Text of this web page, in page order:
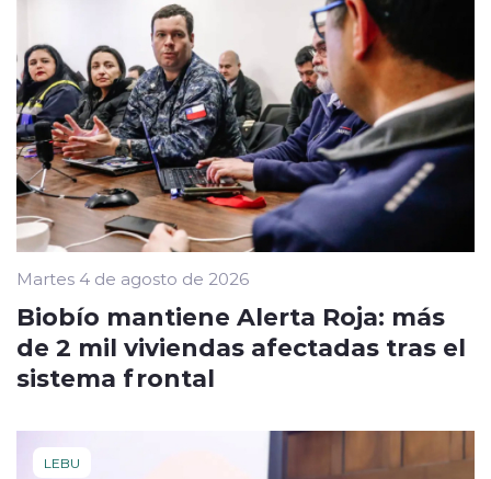
Martes 4 de agosto de 2026
Biobío mantiene Alerta Roja: más
de 2 mil viviendas afectadas tras el
sistema frontal
LEBU